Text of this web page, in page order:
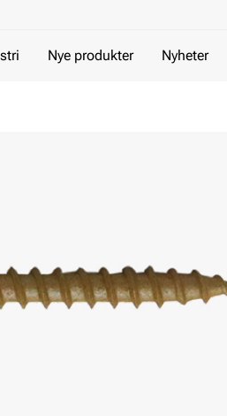
Nye produkter Nyheter
isoleringsskrue for montering
Overflatebehandlet
takmembraner ved isolering
Utstyrt med borspiss,